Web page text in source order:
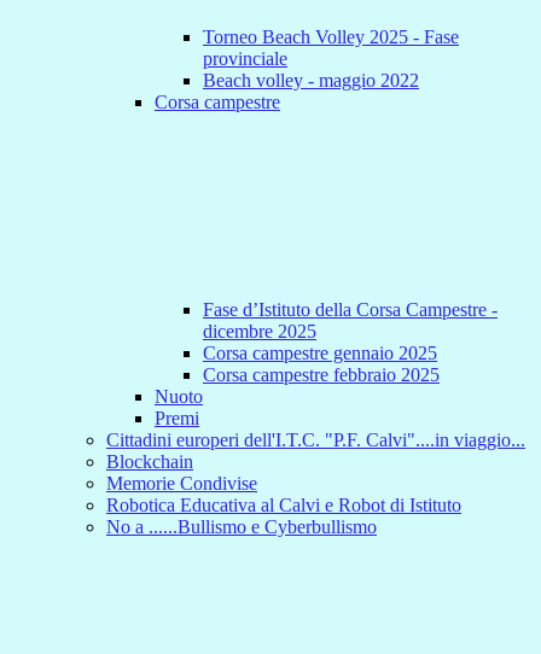
Torneo Beach Volley 2025 - Fase
provinciale
Beach volley - maggio 2022
Corsa campestre
Fase d’Istituto della Corsa Campestre -
dicembre 2025
Corsa campestre gennaio 2025
Corsa campestre febbraio 2025
Nuoto
Premi
Cittadini europeri dell'I.T.C. "P.F. Calvi"....in viaggio...
Blockchain
Memorie Condivise
Robotica Educativa al Calvi e Robot di Istituto
No a ......Bullismo e Cyberbullismo